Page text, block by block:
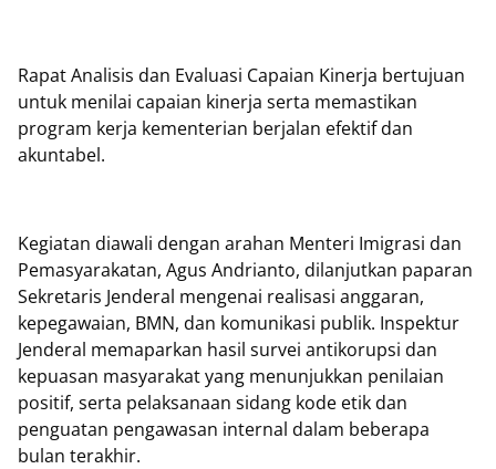
Rapat Analisis dan Evaluasi Capaian Kinerja bertujuan
untuk menilai capaian kinerja serta memastikan
program kerja kementerian berjalan efektif dan
akuntabel.
Kegiatan diawali dengan arahan Menteri Imigrasi dan
Pemasyarakatan, Agus Andrianto, dilanjutkan paparan
Sekretaris Jenderal mengenai realisasi anggaran,
kepegawaian, BMN, dan komunikasi publik. Inspektur
Jenderal memaparkan hasil survei antikorupsi dan
kepuasan masyarakat yang menunjukkan penilaian
positif, serta pelaksanaan sidang kode etik dan
penguatan pengawasan internal dalam beberapa
bulan terakhir.